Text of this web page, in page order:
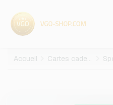
Accueil Cartes cadeaux